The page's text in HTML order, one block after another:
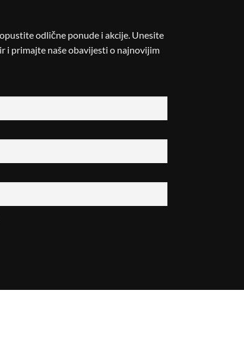
odlične ponude i akcije. Unesite
i primajte naše obavijesti o najnovijim